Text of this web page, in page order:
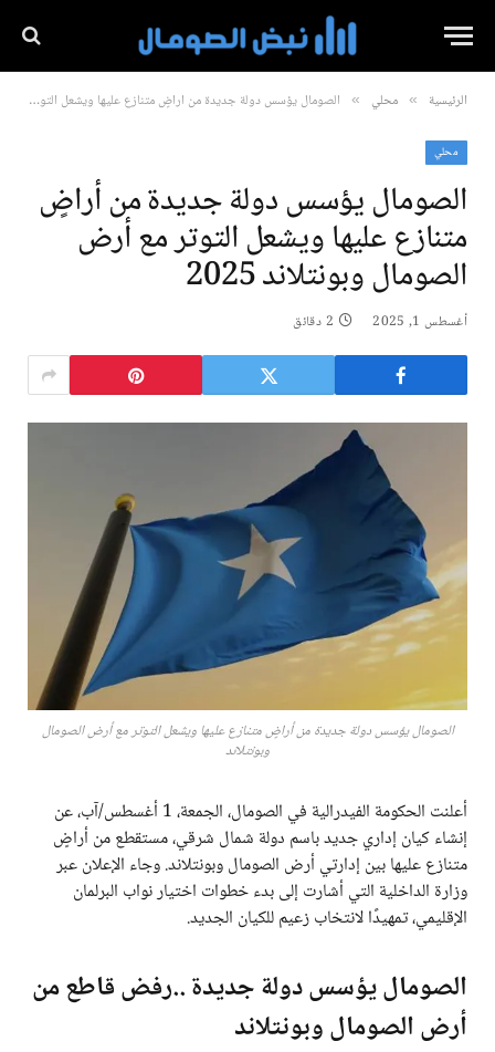
الرئيسية » محلي » الصومال يؤسس دولة جديدة من أراضٍ متنازع عليها ويشعل التوتر مع أرض الصومال وبونتلاند 2025
محلي
الصومال يؤسس دولة جديدة من أراضٍ
متنازع عليها ويشعل التوتر مع أرض
الصومال وبونتلاند 2025
أغسطس 1, 2025 2 دقائق
الصومال يؤسس دولة جديدة من أراضٍ متنازع عليها ويشعل التوتر مع أرض الصومال
وبونتلاند
أعلنت الحكومة الفيدرالية في الصومال، الجمعة، 1 أغسطس/آب، عن
إنشاء كيان إداري جديد باسم دولة شمال شرقي، مستقطع من أراضٍ
متنازع عليها بين إدارتي أرض الصومال وبونتلاند. وجاء الإعلان عبر
وزارة الداخلية التي أشارت إلى بدء خطوات اختيار نواب البرلمان
الإقليمي، تمهيدًا لانتخاب زعيم للكيان الجديد.
الصومال يؤسس دولة جديدة ..رفض قاطع من
أرض الصومال وبونتلاند